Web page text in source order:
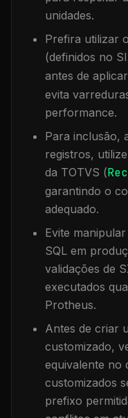
unidades.
Prefira utilizar
(definidos no
antes de
evita
performance.
Para inclusão,
registros,
da TOTVS (
garantindo o
adequado.
Evite
SQL em
validações de
executados
Protheus.
Antes de criar
customizado,
equivalente no
customizados
prefixo